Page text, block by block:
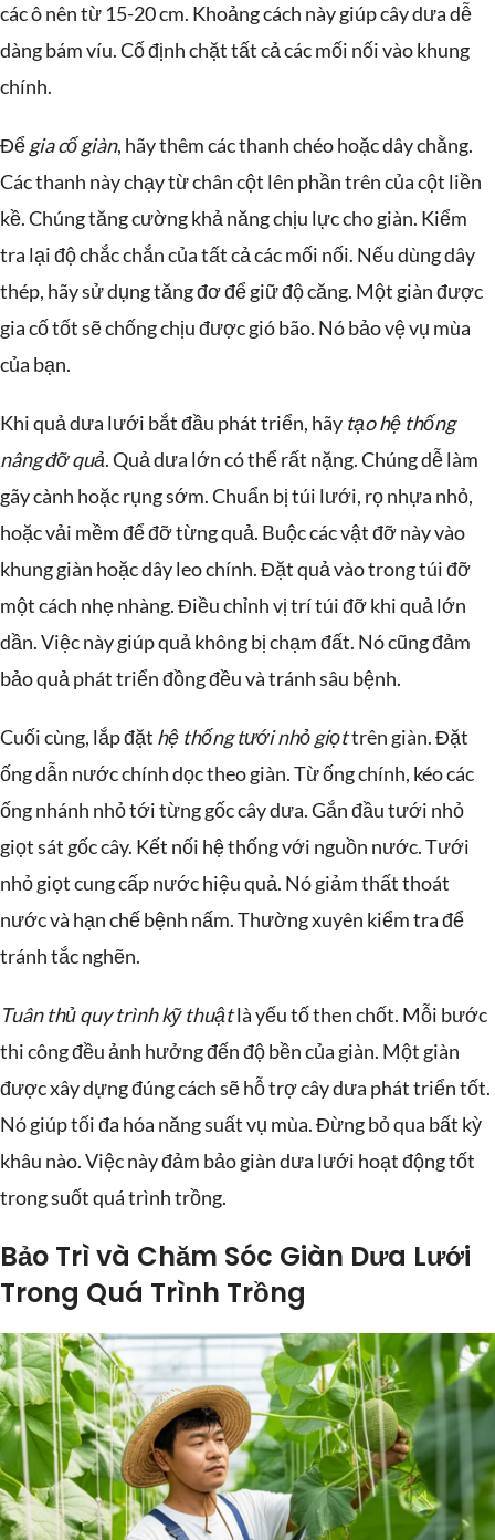
các ô nên từ 15-20 cm. Khoảng cách này giúp cây dưa dễ
dàng bám víu. Cố định chặt tất cả các mối nối vào khung
chính.
Đểgia cố giàn, hãy thêm các thanh chéo hoặc dây chằng.
Các thanh này chạy từ chân cột lên phần trên của cột liền
kề. Chúng tăng cường khả năng chịu lực cho giàn. Kiểm
tra lại độ chắc chắn của tất cả các mối nối. Nếu dùng dây
thép, hãy sử dụng tăng đơ để giữ độ căng. Một giàn được
gia cố tốt sẽ chống chịu được gió bão. Nó bảo vệ vụ mùa
của bạn.
Khi quả dưa lưới bắt đầu phát triển, hãy tạo hệ thống
nâng đỡ quả. Quả dưa lớn có thể rất nặng. Chúng dễ làm
gãy cành hoặc rụng sớm. Chuẩn bị túi lưới, rọ nhựa nhỏ,
hoặc vải mềm để đỡ từng quả. Buộc các vật đỡ này vào
khung giàn hoặc dây leo chính. Đặt quả vào trong túi đỡ
một cách nhẹ nhàng. Điều chỉnh vị trí túi đỡ khi quả lớn
dần. Việc này giúp quả không bị chạm đất. Nó cũng đảm
bảo quả phát triển đồng đều và tránh sâu bệnh.
Cuối cùng, lắp đặt hệ thống tưới nhỏ giọttrên giàn. Đặt
ống dẫn nước chính dọc theo giàn. Từ ống chính, kéo các
ống nhánh nhỏ tới từng gốc cây dưa. Gắn đầu tưới nhỏ
giọt sát gốc cây. Kết nối hệ thống với nguồn nước. Tưới
nhỏ giọt cung cấp nước hiệu quả. Nó giảm thất thoát
nước và hạn chế bệnh nấm. Thường xuyên kiểm tra để
tránh tắc nghẽn.
Tuân thủ quy trình kỹ thuậtlà yếu tố then chốt. Mỗi bước
thi công đều ảnh hưởng đến độ bền của giàn. Một giàn
được xây dựng đúng cách sẽ hỗ trợ cây dưa phát triển tốt.
Nó giúp tối đa hóa năng suất vụ mùa. Đừng bỏ qua bất kỳ
khâu nào. Việc này đảm bảo giàn dưa lưới hoạt động tốt
trong suốt quá trình trồng.
Bảo Trì và Chăm Sóc Giàn Dưa Lưới
Trong Quá Trình Trồng